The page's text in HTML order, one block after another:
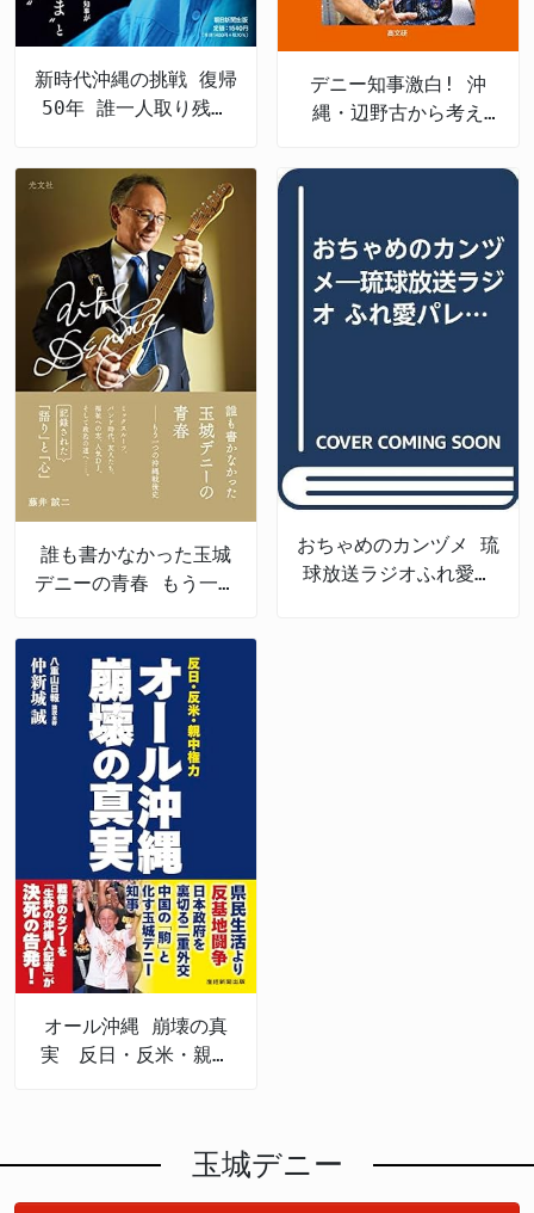
新時代沖縄の挑戦 復帰
50年 誰一人取り残さ
デニー知事激白! 沖
縄・辺野古から考え
誰も書かなかった玉城
デニーの青春 もう一つ
おちゃめのカンヅメ 琉
球放送ラジオふれ愛パ
オール沖縄 崩壊の真
実 反日・反米・親中
玉城デニー